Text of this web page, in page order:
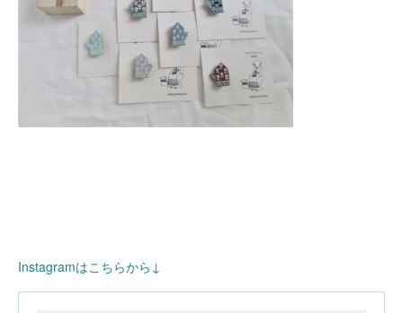
Instagramはこちらから↓